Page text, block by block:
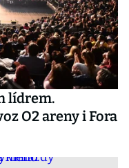
lídrem.
O2 areny i Fora